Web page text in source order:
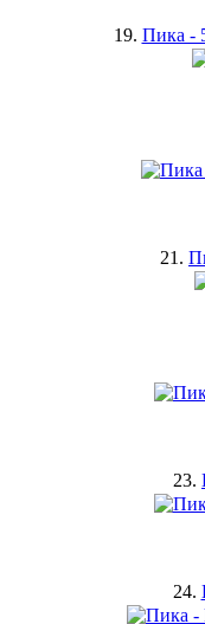
19. Пика -
21.
23.
24.